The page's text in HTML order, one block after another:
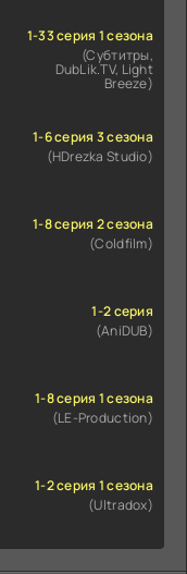
1-33 серия 1 сезона
(Субтитры,
DubLik.TV, Light
Breeze)
1-6 серия 3 сезона
(HDrezka Studio)
1-8 серия 2 сезона
(Coldfilm)
1-2 серия
(AniDUB)
1-8 серия 1 сезона
(LE-Production)
1-2 серия 1 сезона
(Ultradox)